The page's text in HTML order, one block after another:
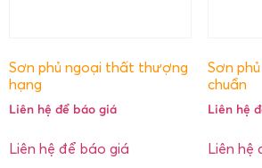
Sơn phủ ngoại thất thượng
hạng
Liên hệ để báo giá
Liên hệ để báo giá
Sơn
chuẩn
Liên hệ
Liên hệ